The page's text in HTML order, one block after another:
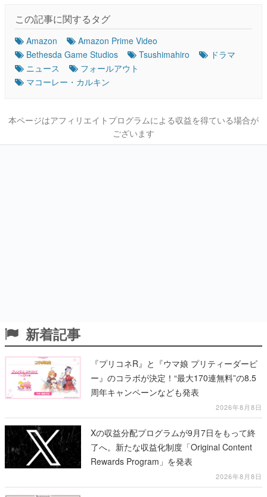
この記事に関するタグ
Amazon
Amazon Prime Video
Bethesda Game Studios
Tsushimahiro
ドラマ
ニュース
フォールアウト
マコーレー・カルキン
本ページはアフィリエイトプログラムによる収益を得ている場合が
ございます
新着記事
『プリコネR』と『ウマ娘 プリティーダービ
ー』のコラボが決定！“最大170連無料”の8.5
周年キャンペーンなども発表
2026年8月8日
Xの収益分配プログラムが9月7日をもって終
了へ。新たな収益化制度「Original Content
Rewards Program」を発表
2026年8月8日